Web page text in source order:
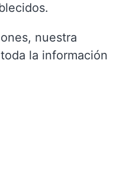
nuestra
la información